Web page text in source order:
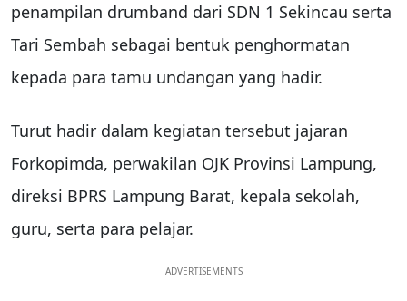
penampilan drumband dari SDN 1 Sekincau serta
Tari Sembah sebagai bentuk penghormatan
kepada para tamu undangan yang hadir.
Turut hadir dalam kegiatan tersebut jajaran
Forkopimda, perwakilan OJK Provinsi Lampung,
direksi BPRS Lampung Barat, kepala sekolah,
guru, serta para pelajar.
ADVERTISEMENTS